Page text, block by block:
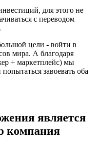
для этого не
с переводом
цели - войти в
мира. А благодаря
+ маркетплейс) мы
завоевать оба
является
компания